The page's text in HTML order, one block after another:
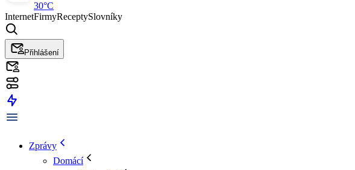
30°C
InternetFirmyReceptySlovníky
Přihlášení
Zprávy
Domácí